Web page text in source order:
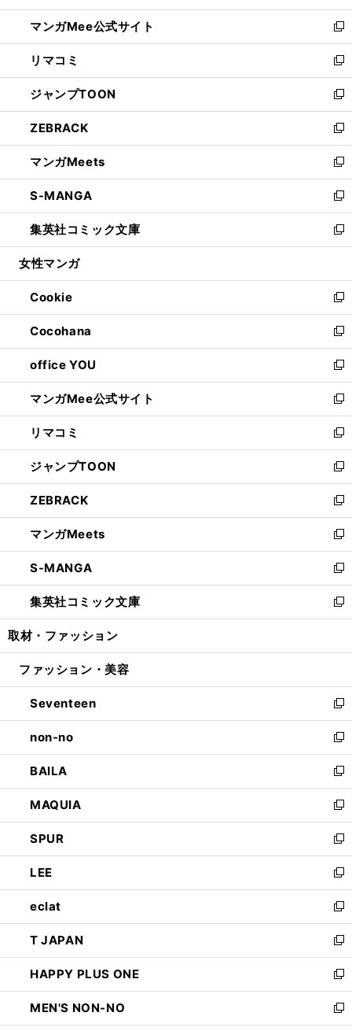
開
く
ン
ド
ウ
で
開
く
ウ
ィ
ン
ド
ウ
で
開
く
し
い
ウ
ィ
ン
ド
ウ
で
開
く
マンガMee公式サイト
新
し
い
ウ
ィ
ン
ド
ウ
で
開
く
リマコミ
新
し
い
ウ
ィ
ン
ド
ウ
で
開
く
ジャンプTOON
新
し
い
ウ
ィ
ン
ド
ウ
で
開
ZEBRACK
新
し
い
ウ
ィ
ン
ド
ウ
開
く
マンガMeets
新
し
い
ウ
ィ
ン
ウ
で
開
く
S-MANGA
新
し
い
ウ
ン
ド
ウ
で
開
く
集英社コミック文庫
新
し
ウ
ィ
ン
ド
ウ
で
開
く
女性マンガ
Cookie
新
し
い
ウ
ィ
ン
ド
ウ
で
開
く
Cocohana
新
し
い
ウ
ィ
ン
ド
ウ
で
開
く
office YOU
新
し
い
ウ
ィ
ン
ド
ウ
で
開
く
マンガMee公式サイト
新
し
い
ウ
ィ
ン
ド
ウ
で
開
く
リマコミ
新
し
い
ウ
ィ
ン
ド
ウ
で
開
く
ジャンプTOON
新
し
い
ウ
ィ
ン
ド
ウ
で
開
ZEBRACK
新
し
い
ウ
ィ
ン
ド
ウ
開
マンガMeets
新
し
い
ウ
ィ
ン
ウ
開
く
S-MANGA
新
し
い
ウ
ン
ウ
で
開
く
集英社コミック文庫
新
し
ウ
ン
ド
ウ
で
開
く
取材・ファッション
ファッション・美容
Seventeen
新
し
い
ウ
ィ
ン
ド
ウ
で
開
く
non-no
新
し
い
ウ
ィ
ン
ド
ウ
で
開
く
BAILA
新
し
い
ウ
ィ
ン
ド
ウ
で
開
く
MAQUIA
新
し
い
ウ
ィ
ン
ド
ウ
で
開
く
SPUR
新
し
い
ウ
ィ
ン
ド
ウ
で
開
く
LEE
新
し
い
ウ
ィ
ン
ド
ウ
で
開
eclat
新
し
い
ウ
ィ
ン
ド
ウ
T JAPAN
新
し
い
ウ
ィ
ン
HAPPY PLUS ONE
新
し
い
ウ
MEN'S NON-NO
新
し